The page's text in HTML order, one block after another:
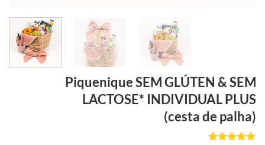
Piquenique SEM GLÚTEN & SEM
LACTOSE* INDIVIDUAL PLUS
(cesta de palha)